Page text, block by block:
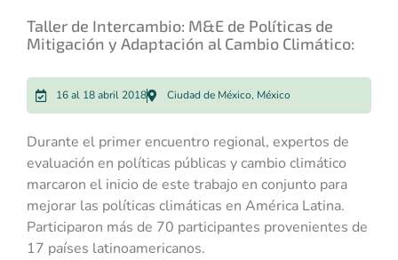
Taller de Intercambio: M&E de Políticas de
Mitigación y Adaptación al Cambio Climático:
16 al 18 abril 2018 Ciudad de México, México
Durante el primer encuentro regional, expertos de
evaluación en políticas públicas y cambio climático
marcaron el inicio de este trabajo en conjunto para
mejorar las políticas climáticas en América Latina.
Participaron más de 70 participantes provenientes de
17 países latinoamericanos.